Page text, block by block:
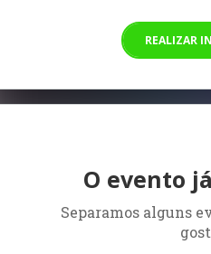
REALIZAR
O evento
Separamos alguns